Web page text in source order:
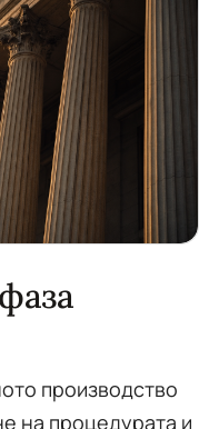
производство
на процедурата и